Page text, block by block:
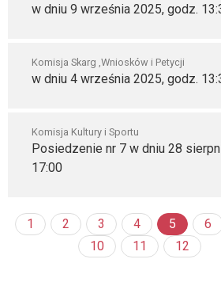
w dniu 9 września 2025, godz.
Komisja Skarg ,Wniosków i Petycji
w dniu 4 września 2025, godz.
Komisja Kultury i Sportu
Posiedzenie nr 7 w dniu 28
17:00
1 2 3 4 5 6
10
11 12